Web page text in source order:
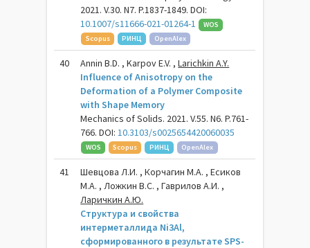
2021. V.30. N7. P.1837-1849. DOI:
10.1007/s11666-021-01264-1
WOS
Scopus
РИНЦ OpenAlex
40 Annin B.D. , Karpov E.V. ,Larichkin A.Y.
Influence of Anisotropy on the
Deformation of a Polymer Composite
with Shape Memory
Mechanics of Solids. 2021. V.55. N6. P.761-
766. DOI:10.3103/s0025654420060035
WOS Scopus РИНЦ OpenAlex
41
Шевцова Л.И. , Корчагин M.A. , Есиков
M.A. , Ложкин В.С. , Гаврилов А.И. ,
Ларичкин А.Ю.
Структура и свойства
интерметаллида Ni3Al,
сформированного в результате SPS-